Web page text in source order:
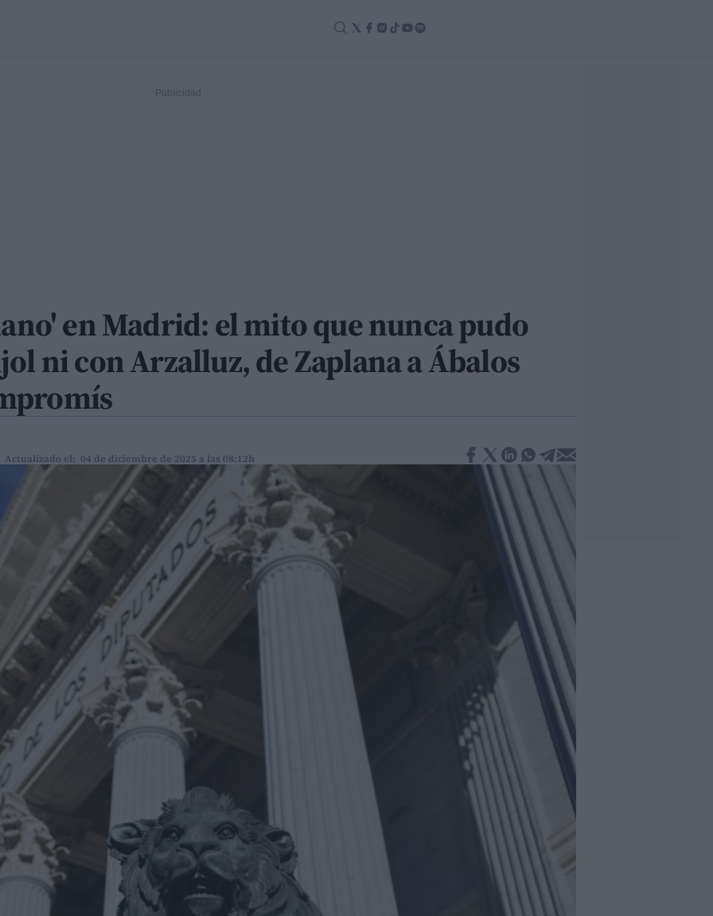
en Madrid: el mito que nunca pudo
ni con Arzalluz, de Zaplana a Ábalos
Actualizado el: 04 de diciembre de 2025 a las 08:12h